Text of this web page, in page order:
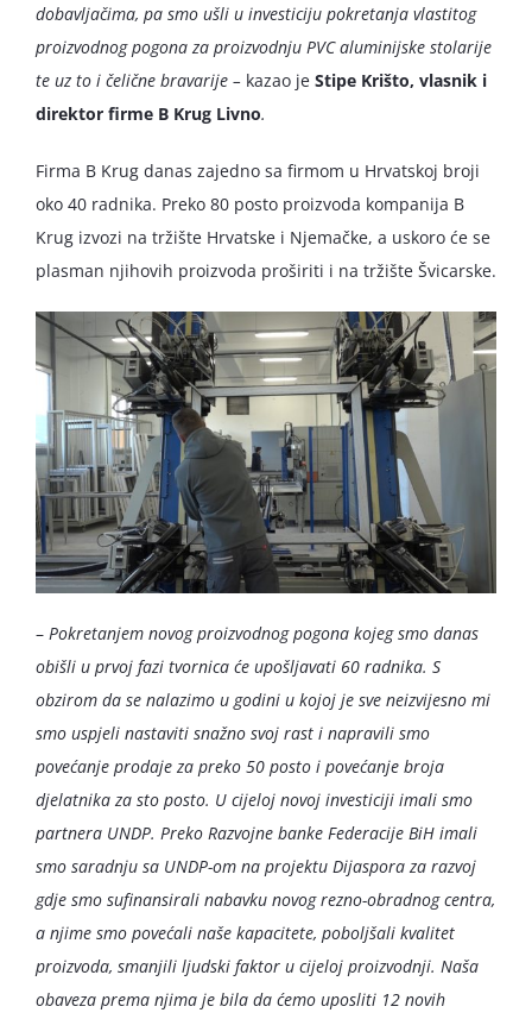
dobavljačima, pa smo ušli u investiciju pokretanja vlastitog
proizvodnog pogona za proizvodnju PVC aluminijske stolarije
te uz to i čelične bravarije – kazao je Stipe Krišto, vlasnik i
direktor firme B Krug Livno.
Firma B Krug danas zajedno sa firmom u Hrvatskoj broji
oko 40 radnika. Preko 80 posto proizvoda kompanija B
Krug izvozi na tržište Hrvatske i Njemačke, a uskoro će se
plasman njihovih proizvoda proširiti i na tržište Švicarske.
– Pokretanjem novog proizvodnog pogona kojeg smo danas
obišli u prvoj fazi tvornica će upošljavati 60 radnika. S
obzirom da se nalazimo u godini u kojoj je sve neizvijesno mi
smo uspjeli nastaviti snažno svoj rast i napravili smo
povećanje prodaje za preko 50 posto i povećanje broja
djelatnika za sto posto. U cijeloj novoj investiciji imali smo
partnera UNDP. Preko Razvojne banke Federacije BiH imali
smo saradnju sa UNDP-om na projektu Dijaspora za razvoj
gdje smo sufinansirali nabavku novog rezno-obradnog centra,
a njime smo povećali naše kapacitete, poboljšali kvalitet
proizvoda, smanjili ljudski faktor u cijeloj proizvodnji. Naša
obaveza prema njima je bila da ćemo uposliti 12 novih